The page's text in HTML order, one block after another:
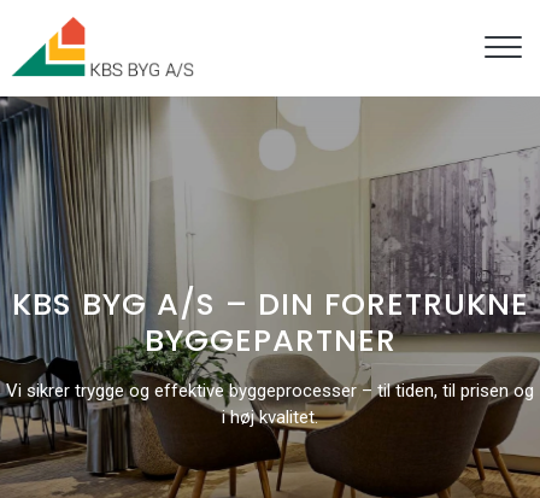
hovedindhold
KBS BYG A/S – DIN FORETRUKNE
BYGGEPARTNER
Vi sikrer trygge og effektive byggeprocesser – til tiden, til prisen og
i høj kvalitet.